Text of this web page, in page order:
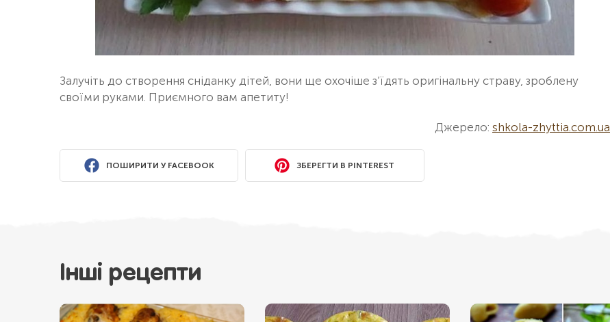
Залучіть до створення сніданку дітей, вони ще охочіше з’їдять оригінальну страву, зроблену
своїми руками. Приємного вам апетиту!
Джерело: shkola-zhyttia.com.ua
ПОШИРИТИ У FACEBOOK ЗБЕРЕГТИ В PINTEREST
Інші рецепти